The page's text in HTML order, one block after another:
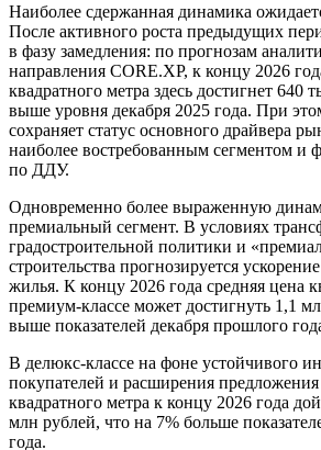
Наиболее сдержанная динамика
После активного роста предыдущих
в фазу замедления: по прогнозам
направления CORE.XP, к концу 2026
квадратного метра здесь достигнет 640
выше уровня декабря 2025 года. При
сохраняет статус основного драйвера
наиболее востребованным сегментом и
по ДДУ.
Одновременно более выраженную
премиальный сегмент. В условиях
градостроительной политики и
строительства прогнозируется
жилья. К концу 2026 года средняя цена
премиум-классе может достигнуть 1,1
выше показателей декабря прошлого
В делюкс-классе на фоне устойчивого
покупателей и расширения предложения
квадратного метра к концу 2026 года
млн рублей, что на 7% больше
года.